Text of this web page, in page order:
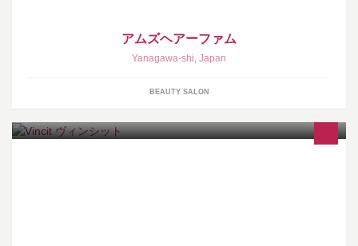
アムズヘアーファム
Yanagawa-shi, Japan
BEAUTY SALON